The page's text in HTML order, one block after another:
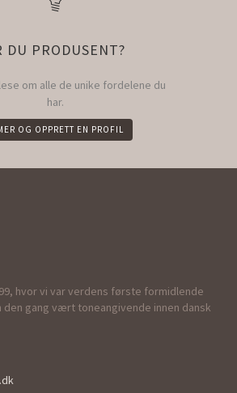
DU PRODUSENT?
om alle de unike fordelene du
har.
OG OPPRETT EN PROFIL
hvor vi var verdens første formidlende
den gang vært toneangivende innen dansk